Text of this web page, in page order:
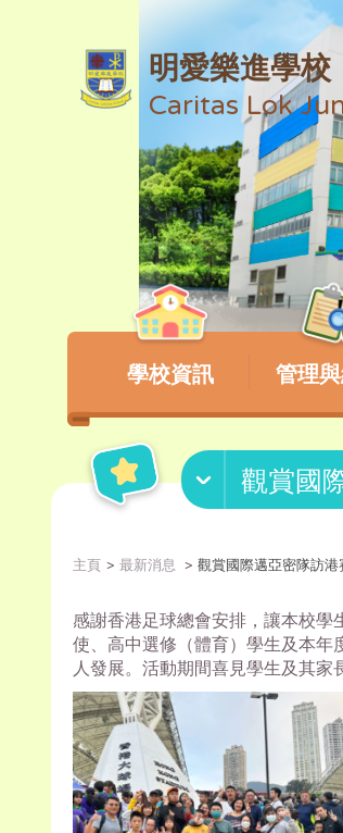
明愛樂進學校
Caritas Lok
學校資訊 管理
觀賞國
主頁 最新消息 觀賞國際邁亞密隊訪港
感謝香港足球總會安排，讓本校
使、高中選修（體育）學生及本年
人發展。活動期間喜見學生及其家